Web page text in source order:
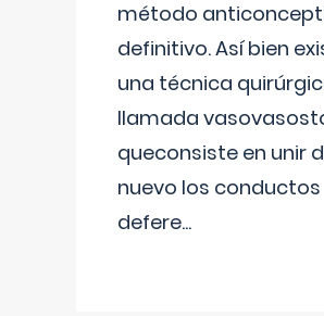
método
definitivo. Así bien
una técnica
llamada
queconsiste en unir
nuevo los conductos
defere...